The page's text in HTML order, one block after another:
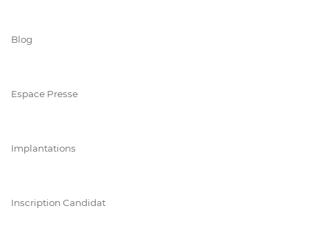
Blog
Espace Presse
Implantations
Inscription Candidat